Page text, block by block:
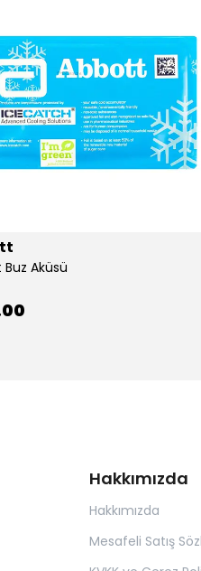
Aküsü
Hakkımızda
Hakkımızda
Mesafeli Satış